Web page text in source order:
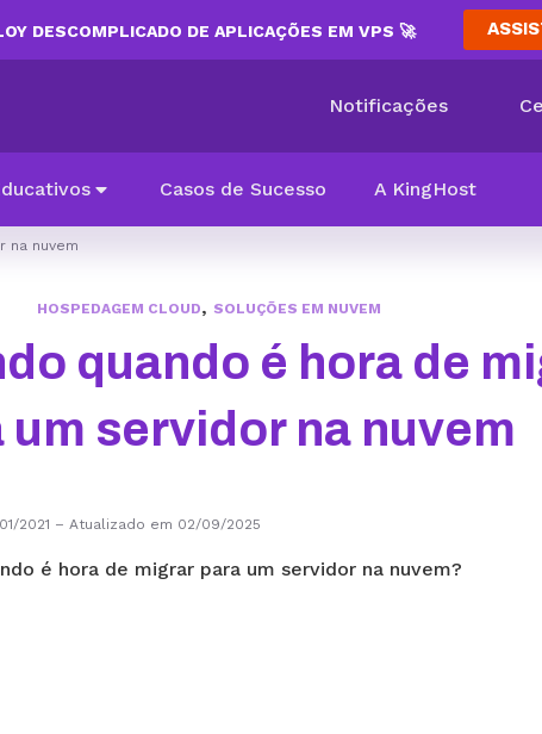
DESCOMPLICADO DE APLICAÇÕES EM VPS 🚀
Notificações
Casos de Sucesso A KingHost
na nuvem
HOSPEDAGEM CLOUD, SOLUÇÕES EM NUVEM
quando é hora de
um servidor na nuvem
2021 – Atualizado em 02/09/2025